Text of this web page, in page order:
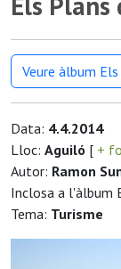
Veure àlbum
Data: 4.4.2014
Lloc: Aguiló [ +
Autor: Ramon
Inclosa a l'àlbum
Tema: Turisme